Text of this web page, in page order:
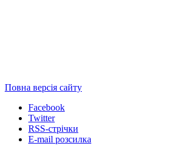
Повна версія сайту
Facebook
Twitter
RSS-стрічки
E-mail розсилка